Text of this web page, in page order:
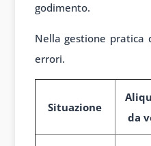
godimento.
Nella gestione pratica
errori.
Situazione
da